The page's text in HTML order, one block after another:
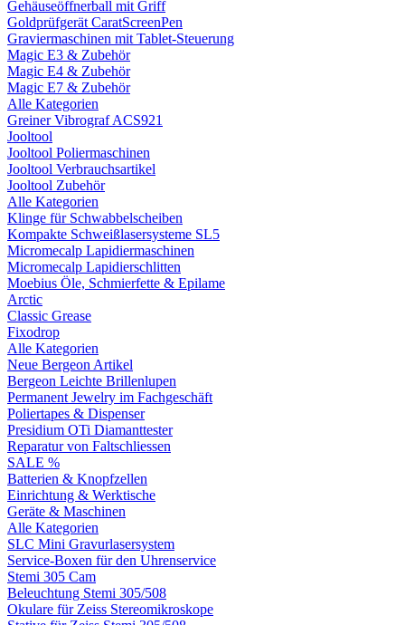
Gehäuseöffnerball mit Griff
Goldprüfgerät CaratScreenPen
Graviermaschinen mit Tablet-Steuerung
Magic E3 & Zubehör
Magic E4 & Zubehör
Magic E7 & Zubehör
Alle Kategorien
Greiner Vibrograf ACS921
Jooltool
Jooltool Poliermaschinen
Jooltool Verbrauchsartikel
Jooltool Zubehör
Alle Kategorien
Klinge für Schwabbelscheiben
Kompakte Schweißlasersysteme SL5
Micromecalp Lapidiermaschinen
Micromecalp Lapidierschlitten
Moebius Öle, Schmierfette & Epilame
Arctic
Classic Grease
Fixodrop
Alle Kategorien
Neue Bergeon Artikel
Bergeon Leichte Brillenlupen
Permanent Jewelry im Fachgeschäft
Poliertapes & Dispenser
Presidium OTi Diamanttester
Reparatur von Faltschliessen
SALE %
Batterien & Knopfzellen
Einrichtung & Werktische
Geräte & Maschinen
Alle Kategorien
SLC Mini Gravurlasersystem
Service-Boxen für den Uhrenservice
Stemi 305 Cam
Beleuchtung Stemi 305/508
Okulare für Zeiss Stereomikroskope